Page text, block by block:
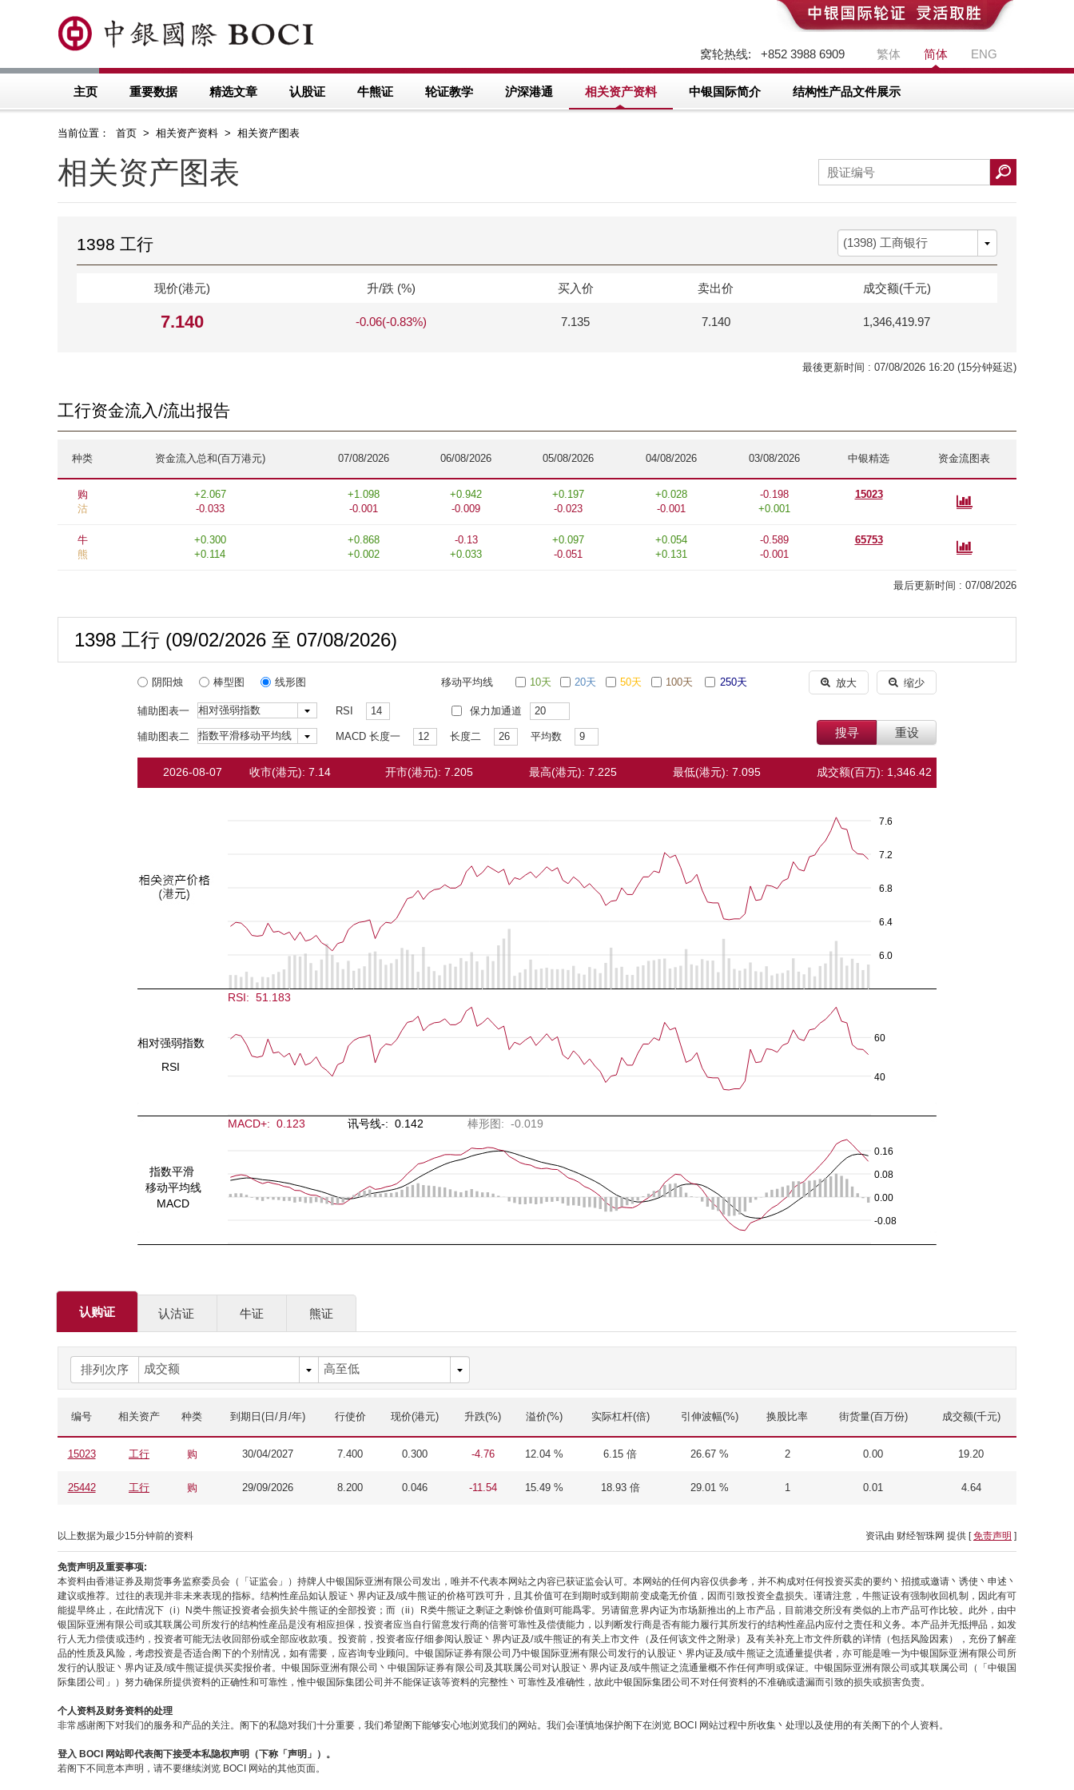
繁体 简体 ENG
窝轮热线: +852 3988 6909
主页 重要数据 精选文章 认股证 牛熊证 轮证教学 沪深港通 相关资产资料 中银国际简介 结构性产品文件展示
当前位置： 首页 > 相关资产资料 > 相关资产图表
相关资产图表
1398 工行
现价(港元) 升/跌 (%) 买入价 卖出价 成交额(千元)
7.140 -0.06(-0.83%) 7.135 7.140 1,346,419.97
最後更新时间 : 07/08/2026 16:20 (15分钟延迟)
工行资金流入/流出报告
种类 资金流入总和(百万港元) 07/08/2026 06/08/2026 05/08/2026 04/08/2026 03/08/2026 中银精选 资金流图表
购
沽
+2.067
-0.033
+1.098
-0.001
+0.942
-0.009
+0.197
-0.023
+0.028
-0.001
-0.198
+0.001
15023

牛
熊
+0.300
+0.114
+0.868
+0.002
-0.13
+0.033
+0.097
-0.051
+0.054
+0.131
-0.589
-0.001
65753

最后更新时间 : 07/08/2026
1398 工行 (09/02/2026 至 07/08/2026)
阴阳烛 棒型图 线形图  放大  缩少
移动平均线 10天 20天 50天 100天 250天
辅助图表一 RSI 保力加通道
辅助图表二 MACD 长度一 长度二 平均数 搜寻 重设
认购证 认沽证 牛证 熊证
排列次序
编号 相关资产 种类 到期日 (日/月/年) 行使价 现价(港元) 升跌(%) 溢价(%) 实际杠杆(倍) 引伸波幅(%) 换股比率 街货量(百万份) 成交额(千元)
15023 工行 购 30/04/2027 7.400 0.300 -4.76 12.04 % 6.15 倍 26.67 % 2 0.00 19.20
25442 工行 购 29/09/2026 8.200 0.046 -11.54 15.49 % 18.93 倍 29.01 % 1 0.01 4.64
以上数据为最少15分钟前的资料 资讯由 财经智珠网 提供 [免责声明 ]
免责声明及重要事项:
本资料由香港证券及期货事务监察委员会（「证监会」）持牌人中银国际亚洲有限公司发出，唯并不代表本网站之内容已获证监会认可。本网站的任何内容仅供参考，并不构成对任何投资买卖的要约丶招揽或邀请丶诱使丶申述丶
建议或推荐。过往的表现并非未来表现的指标。结构性産品如认股证丶界内证及/或牛熊证的价格可跌可升，且其价值可在到期时或到期前变成毫无价值，因而引致投资全盘损失。谨请注意，牛熊证设有强制收回机制，因此有可
能提早终止，在此情况下（i）N类牛熊证投资者会损失於牛熊证的全部投资；而（ii）R类牛熊证之剩证之剩馀价值则可能爲零。另请留意界内证为市场新推出的上市产品，目前港交所没有类似的上市产品可作比较。此外，由中
银国际亚洲有限公司或其联属公司所发行的结构性産品是没有相应担保，投资者应当自行留意发行商的信誉可靠性及偿债能力，以判断发行商是否有能力履行其所发行的结构性産品内应付之责任和义务。本产品并无抵押品，如发
行人无力偿债或违约，投资者可能无法收回部份或全部应收款项。投资前，投资者应仔细参阅认股证丶界内证及/或牛熊证的有关上市文件（及任何该文件之附录）及有关补充上市文件所载的详情（包括风险因素），充份了解産
品的性质及风险，考虑投资是否适合阁下的个别情况，如有需要，应咨询专业顾问。中银国际证券有限公司乃中银国际亚洲有限公司发行的认股证丶界内证及/或牛熊证之流通量提供者，亦可能是唯一为中银国际亚洲有限公司所
发行的认股证丶界内证及/或牛熊证提供买卖报价者。中银国际亚洲有限公司丶中银国际证券有限公司及其联属公司对认股证丶界内证及/或牛熊证之流通量概不作任何声明或保证。中银国际亚洲有限公司或其联属公司（「中银国
际集团公司」）努力确保所提供资料的正确性和可靠性，惟中银国际集团公司并不能保证该等资料的完整性丶可靠性及准确性，故此中银国际集团公司不对任何资料的不准确或遗漏而引致的损失或损害负责。
个人资料及财务资料的处理
非常感谢阁下对我们的服务和产品的关注。阁下的私隐对我们十分重要，我们希望阁下能够安心地浏览我们的网站。我们会谨慎地保护阁下在浏览 BOCI 网站过程中所收集丶处理以及使用的有关阁下的个人资料。
登入 BOCI 网站即代表阁下接受本私隐权声明（下称「声明」）。
若阁下不同意本声明，请不要继续浏览 BOCI 网站的其他页面。